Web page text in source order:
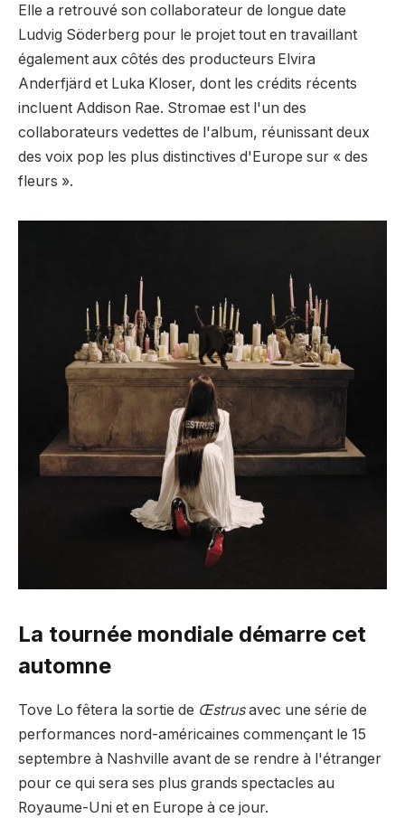
Elle a retrouvé son collaborateur de longue date
Ludvig Söderberg pour le projet tout en travaillant
également aux côtés des producteurs Elvira
Anderfjärd et Luka Kloser, dont les crédits récents
incluent Addison Rae. Stromae est l'un des
collaborateurs vedettes de l'album, réunissant deux
des voix pop les plus distinctives d'Europe sur « des
fleurs ».
La tournée mondiale démarre cet
automne
Tove Lo fêtera la sortie de Œstrusavec une série de
performances nord-américaines commençant le 15
septembre à Nashville avant de se rendre à l'étranger
pour ce qui sera ses plus grands spectacles au
Royaume-Uni et en Europe à ce jour.